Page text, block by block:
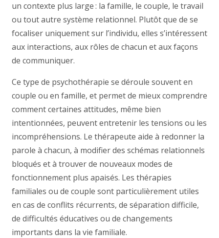
un contexte plus large : la famille, le couple, le travail
ou tout autre système relationnel. Plutôt que de se
focaliser uniquement sur l’individu, elles s’intéressent
aux interactions, aux rôles de chacun et aux façons
de communiquer.
Ce type de psychothérapie se déroule souvent en
couple ou en famille, et permet de mieux comprendre
comment certaines attitudes, même bien
intentionnées, peuvent entretenir les tensions ou les
incompréhensions. Le thérapeute aide à redonner la
parole à chacun, à modifier des schémas relationnels
bloqués et à trouver de nouveaux modes de
fonctionnement plus apaisés. Les thérapies
familiales ou de couple sont particulièrement utiles
en cas de conflits récurrents, de séparation difficile,
de difficultés éducatives ou de changements
importants dans la vie familiale.